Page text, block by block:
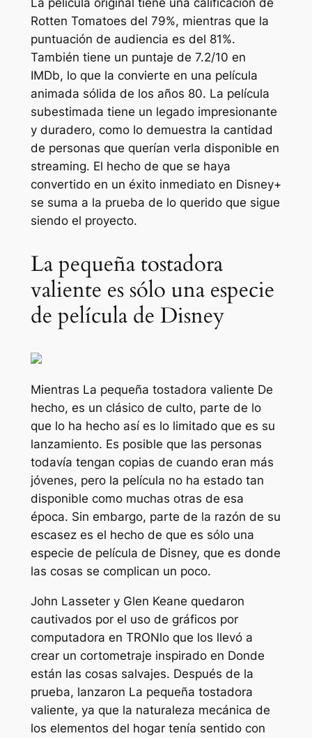
La película original tiene una calificación de
Rotten Tomatoes del 79%, mientras que la
puntuación de audiencia es del 81%.
También tiene un puntaje de 7.2/10 en
IMDb, lo que la convierte en una película
animada sólida de los años 80. La película
subestimada tiene un legado impresionante
y duradero, como lo demuestra la cantidad
de personas que querían verla disponible en
streaming. El hecho de que se haya
convertido en un éxito inmediato en Disney+
se suma a la prueba de lo querido que sigue
siendo el proyecto.
La pequeña tostadora
valiente es sólo una especie
de película de Disney
Mientras La pequeña tostadora valiente De
hecho, es un clásico de culto, parte de lo
que lo ha hecho así es lo limitado que es su
lanzamiento. Es posible que las personas
todavía tengan copias de cuando eran más
jóvenes, pero la película no ha estado tan
disponible como muchas otras de esa
época. Sin embargo, parte de la razón de su
escasez es el hecho de que es sólo una
especie de película de Disney, que es donde
las cosas se complican un poco.
John Lasseter y Glen Keane quedaron
cautivados por el uso de gráficos por
computadora en TRONlo que los llevó a
crear un cortometraje inspirado en Donde
están las cosas salvajes. Después de la
prueba, lanzaron La pequeña tostadora
valiente, ya que la naturaleza mecánica de
los elementos del hogar tenía sentido con